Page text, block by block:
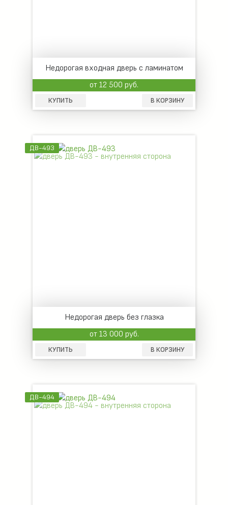
Недорогая входная дверь с ламинатом
от 12 500 руб.
КУПИТЬ В КОРЗИНУ
ДВ-493
Недорогая дверь без глазка
от 13 000 руб.
КУПИТЬ В КОРЗИНУ
ДВ-494